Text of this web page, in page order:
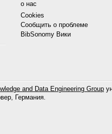
о нас
Cookies
Сообщить о проблеме
BibSonomy Вики
and Data Engineering Group
Германия.